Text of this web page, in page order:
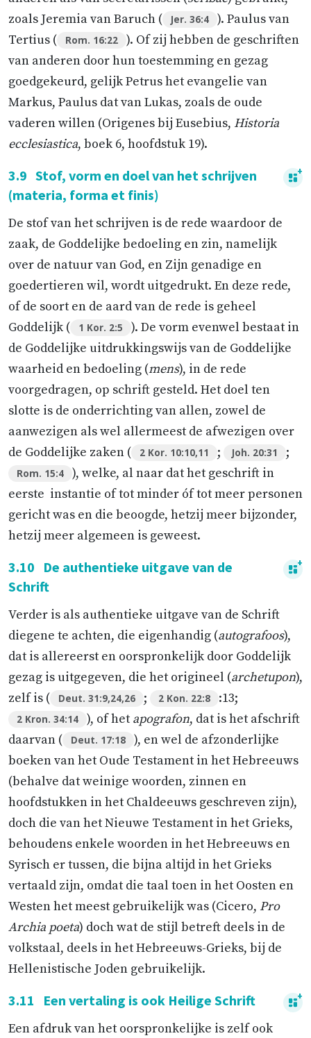
zoals Jeremia van Baruch (
Jer. 36:4
). Paulus van
Tertius (
Rom. 16:22
). Of zij hebben de geschriften
van anderen door hun toestemming en gezag
goedgekeurd, gelijk Petrus het evangelie van
Markus, Paulus dat van Lukas, zoals de oude
vaderen willen (Origenes bij Eusebius, Historia
ecclesiastica, boek 6, hoofdstuk 19).
3.9 Stof, vorm en doel van het schrijven
(materia, forma et finis)
De stof van het schrijven is de rede waardoor de
zaak, de Goddelijke bedoeling en zin, namelijk
over de natuur van God, en Zijn genadige en
goedertieren wil, wordt uitgedrukt. En deze rede,
of de soort en de aard van de rede is geheel
Goddelijk (
1 Kor. 2:5
). De vorm evenwel bestaat in
de Goddelijke uitdrukkingswijs van de Goddelijke
waarheid en bedoeling (mens), in de rede
voorgedragen, op schrift gesteld. Het doel ten
slotte is de onderrichting van allen, zowel de
aanwezigen als wel allermeest de afwezigen over
de Goddelijke zaken (
2 Kor. 10:10,11 ; Joh. 20:31 ;
Rom. 15:4
), welke, al naar dat het geschrift in
eerste instantie of tot minder óf tot meer personen
gericht was en die beoogde, hetzij meer bijzonder,
hetzij meer algemeen is geweest.
3.10 De authentieke uitgave van de
Schrift
Verder is als authentieke uitgave van de Schrift
diegene te achten, die eigenhandig (autografoos),
dat is allereerst en oorspronkelijk door Goddelijk
gezag is uitgegeven, die het origineel (archetupon),
zelf is (
Deut. 31:9,24,26 ; 2 Kon. 22:8 :13;
2 Kron. 34:14 ), of het apografon, dat is het afschrift
daarvan (
Deut. 17:18
), en wel de afzonderlijke
boeken van het Oude Testament in het Hebreeuws
(behalve dat weinige woorden, zinnen en
hoofdstukken in het Chaldeeuws geschreven zijn),
doch die van het Nieuwe Testament in het Grieks,
behoudens enkele woorden in het Hebreeuws en
Syrisch er tussen, die bijna altijd in het Grieks
vertaald zijn, omdat die taal toen in het Oosten en
Westen het meest gebruikelijk was (Cicero, Pro
Archia poeta) doch wat de stijl betreft deels in de
volkstaal, deels in het Hebreeuws-Grieks, bij de
Hellenistische Joden gebruikelijk.
3.11 Een vertaling is ook Heilige Schrift
Een afdruk van het oorspronkelijke is zelf ook